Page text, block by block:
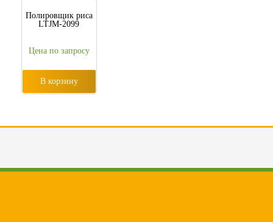
Полировщик риса
LTJM-2099
Цена по запросу
В корзину